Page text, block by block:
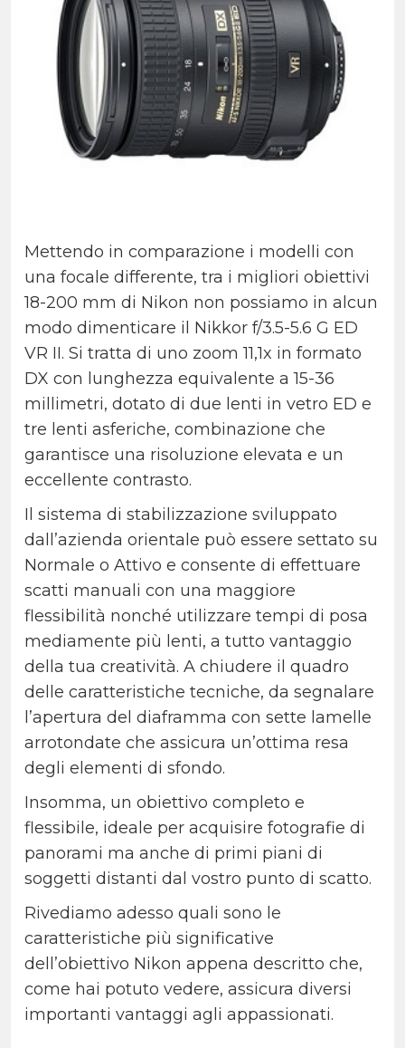
Mettendo in comparazione i modelli con
una focale differente, tra i migliori obiettivi
18-200 mm di Nikon non possiamo in alcun
modo dimenticare il Nikkor f/3.5-5.6 G ED
VR II. Si tratta di uno zoom 11,1x in formato
DX con lunghezza equivalente a 15-36
millimetri, dotato di due lenti in vetro ED e
tre lenti asferiche, combinazione che
garantisce una risoluzione elevata e un
eccellente contrasto.
Il sistema di stabilizzazione sviluppato
dall’azienda orientale può essere settato su
Normale o Attivo e consente di effettuare
scatti manuali con una maggiore
flessibilità nonché utilizzare tempi di posa
mediamente più lenti, a tutto vantaggio
della tua creatività. A chiudere il quadro
delle caratteristiche tecniche, da segnalare
l’apertura del diaframma con sette lamelle
arrotondate che assicura un’ottima resa
degli elementi di sfondo.
Insomma, un obiettivo completo e
flessibile, ideale per acquisire fotografie di
panorami ma anche di primi piani di
soggetti distanti dal vostro punto di scatto.
Rivediamo adesso quali sono le
caratteristiche più significative
dell’obiettivo Nikon appena descritto che,
come hai potuto vedere, assicura diversi
importanti vantaggi agli appassionati.